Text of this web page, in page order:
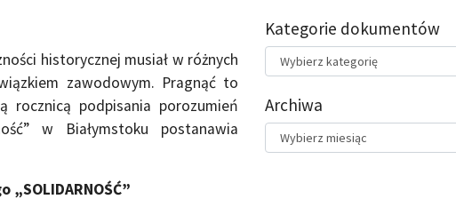
historycznej musiał w różnych
zawodowym. Pragnąć to
rocznicą podpisania porozumień
w Białymstoku postanawia
Kategorie dokumentów
Kategorie
dokumentów
Archiwa
Archiwa